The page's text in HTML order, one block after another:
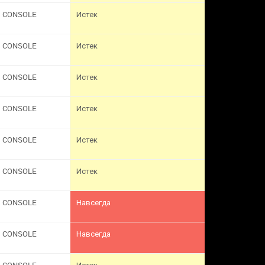
CONSOLE Истек
CONSOLE Истек
CONSOLE Истек
CONSOLE Истек
CONSOLE Истек
CONSOLE Истек
CONSOLE Навсегда
CONSOLE Навсегда